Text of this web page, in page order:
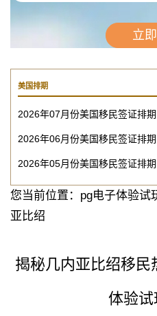
美国排期
2026年07月份美国移民签证排期
2026年06月份美国移民签证排期
2026年05月份美国移民签证排期
您当前位置： pg电子体验试
亚比绍
揭秘几内亚比绍移民
体验